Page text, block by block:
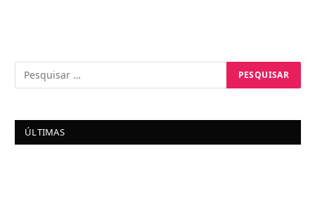
ÚLTIMAS